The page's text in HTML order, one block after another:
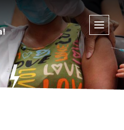
Toggle